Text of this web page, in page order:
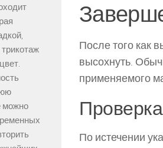
После того как
высохнуть.
применяемого
По истечении
можно